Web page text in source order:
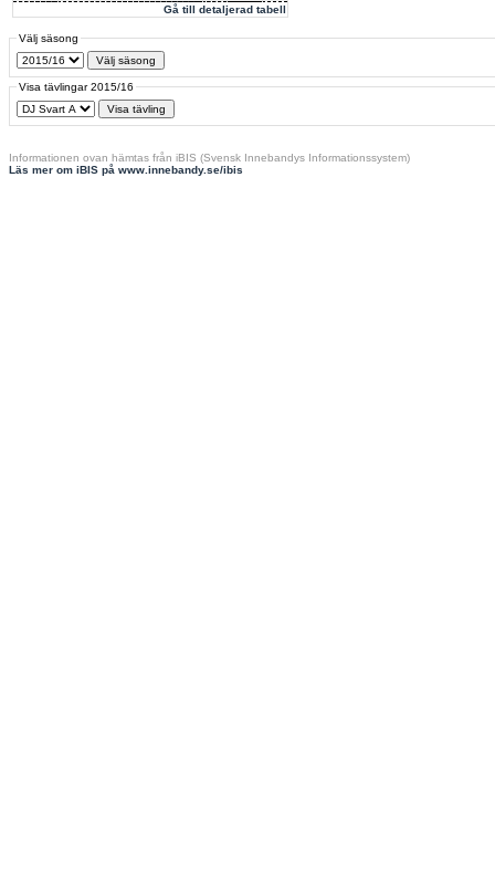
Gå till detaljerad tabell
Välj säsong
Visa tävlingar 2015/16
Informationen ovan hämtas från iBIS (Svensk Innebandys Informationssystem)
Läs mer om iBIS på www.innebandy.se/ibis